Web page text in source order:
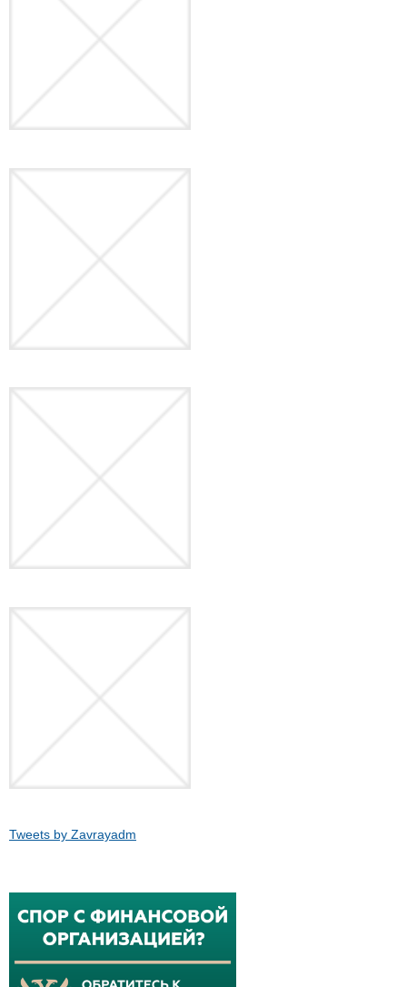
Tweets by Zavrayadm